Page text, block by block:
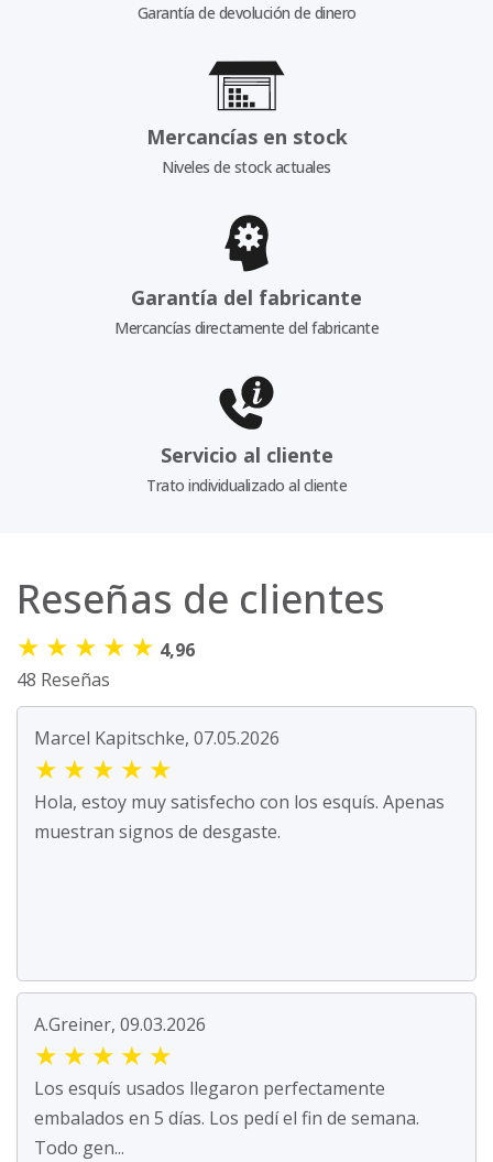
Garantía de devolución de dinero
Mercancías en stock
Niveles de stock actuales
Garantía del fabricante
Mercancías directamente del fabricante
Servicio al cliente
Trato individualizado al cliente
Reseñas de clientes
★ ★ ★ ★ ★ 4,96
48 Reseñas
Marcel Kapitschke, 07.05.2026
★ ★ ★ ★ ★
Hola, estoy muy satisfecho con los esquís. Apenas
muestran signos de desgaste.
A.Greiner, 09.03.2026
★ ★ ★ ★ ★
Los esquís usados llegaron perfectamente
embalados en 5 días. Los pedí el fin de semana.
Todo gen...